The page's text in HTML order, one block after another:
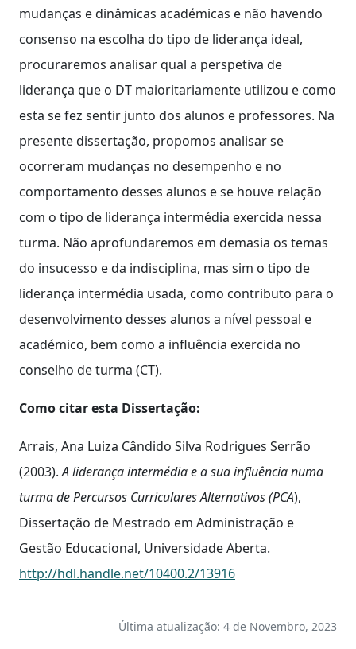
mudanças e dinâmicas académicas e não havendo
consenso na escolha do tipo de liderança ideal,
procuraremos analisar qual a perspetiva de
liderança que o DT maioritariamente utilizou e como
esta se fez sentir junto dos alunos e professores. Na
presente dissertação, propomos analisar se
ocorreram mudanças no desempenho e no
comportamento desses alunos e se houve relação
com o tipo de liderança intermédia exercida nessa
turma. Não aprofundaremos em demasia os temas
do insucesso e da indisciplina, mas sim o tipo de
liderança intermédia usada, como contributo para o
desenvolvimento desses alunos a nível pessoal e
académico, bem como a influência exercida no
conselho de turma (CT).
Como citar esta Dissertação:
Arrais, Ana Luiza Cândido Silva Rodrigues Serrão
(2003).A liderança intermédia e a sua influência numa
turma de Percursos Curriculares Alternativos (PCA),
Dissertação de Mestrado em Administração e
Gestão Educacional, Universidade Aberta.
http://hdl.handle.net/10400.2/13916
Última atualização: 4 de Novembro, 2023